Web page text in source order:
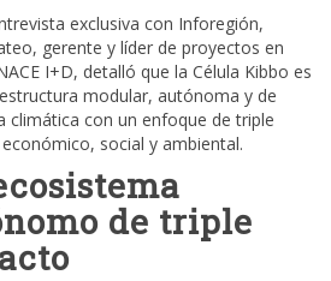
exclusiva con Inforegión,
gerente y líder de proyectos en
I+D, detalló que la Célula Kibbo es
modular, autónoma y de
climática con un enfoque de triple
social y ambiental.
de triple